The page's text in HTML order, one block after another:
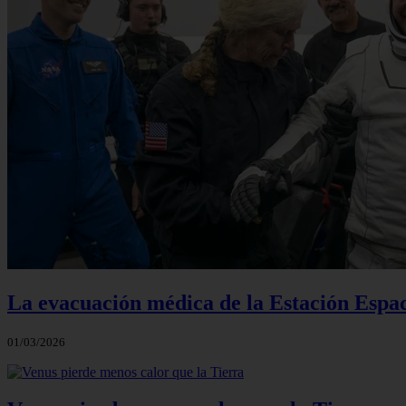
La evacuación médica de la Estación
01/03/2026